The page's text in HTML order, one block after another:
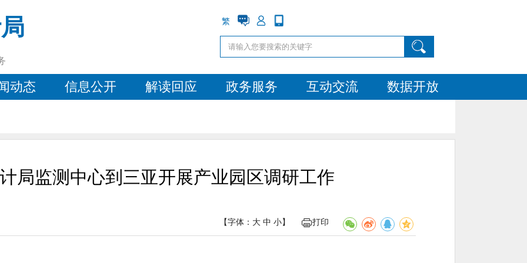
繁
动态 信息公开 解读回应 政务服务 互动交流 数据开放
局监测中心到三亚开展产业园区调研工作
【字体： 大 中 小】 打印